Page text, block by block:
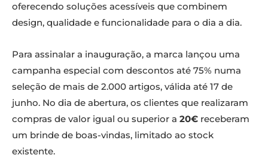
oferecendo soluções acessíveis que combinem
design, qualidade e funcionalidade para o dia a dia.
Para assinalar a inauguração, a marca lançou uma
campanha especial com descontos até 75% numa
seleção de mais de 2.000 artigos, válida até 17 de
junho. No dia de abertura, os clientes que realizaram
compras de valor igual ou superior a 20€ receberam
um brinde de boas-vindas, limitado ao stock
existente.